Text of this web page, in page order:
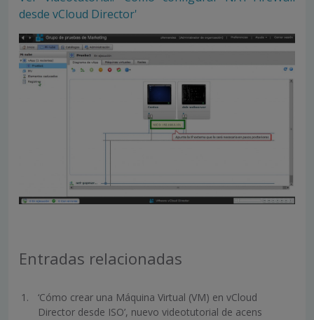
desde vCloud Director'
Entradas relacionadas
‘Cómo crear una Máquina Virtual (VM) en vCloud
Director desde ISO’, nuevo videotutorial de acens